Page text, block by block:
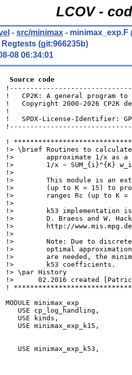
LCOV -
- src/minimax - minimax_exp.F
(git:966235b)
08 06:34:01
Source code
!   CP2K: A general program
!   Copyright 2000-2026 CP2K
!
!   SPDX-License-Identifier:
!
!> \brief Routines to
!>        approximate 1/x as
!>        1/x ~ SUM_{i}^{K}
!>
!>        This module is an
!>        (up to K = 15) to
!>        ranges Rc (up to K =
!>
!>        k53 implementation
!>        D. Braess and W.
!>        http://
!>
!>        Note: Due to
!>        optimal
!>        are needed, the
!>        k53 coefficients.
!> \par History
!>      02.2016 created
!
MODULE minimax_exp
USE cp_log_handling,
USE kinds,
USE minimax_exp_k15,
USE minimax_exp_k53,